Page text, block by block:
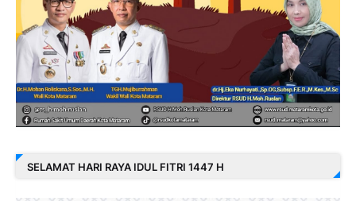
SELAMAT HARI RAYA IDUL FITRI 1447 H